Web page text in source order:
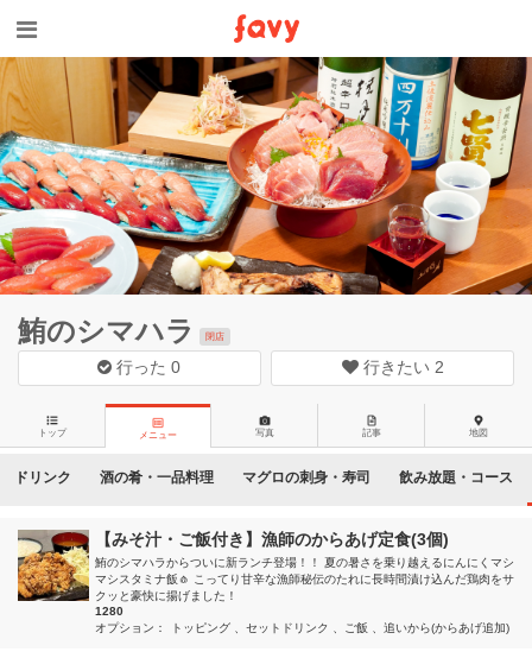
鮪のシマハラ 閉店
行った0 行きたい 2
トップ メニュー 写真 記事 地図
ドリンク 酒の肴・一品料理 マグロの刺身・寿司 飲み放題・コース
【みそ汁・ご飯付き】漁師のからあげ定食(3個)
鮪のシマハラからついに新ランチ登場！！ 夏の暑さを乗り越えるにんにくマシ
マシスタミナ飯🧄 こってり甘辛な漁師秘伝のたれに長時間漬け込んだ鶏肉をサ
クッと豪快に揚げました！
1280
オプション：
トッピング セットドリンク ご飯 追いから(からあげ追加)